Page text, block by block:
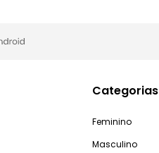
Categorias
Feminino
Masculino